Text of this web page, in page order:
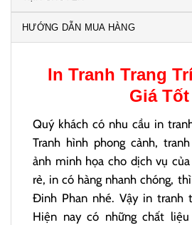
HƯỚNG DẪN MUA HÀNG
In Tranh Trang
Giá Tốt
Quý khách có nhu cầu in
Tranh hình phong cảnh,
ảnh minh họa cho dịch vụ
rẻ, in có hàng nhanh chóng,
Đinh Phan nhé. Vậy in tranh
Hiện nay có những chất